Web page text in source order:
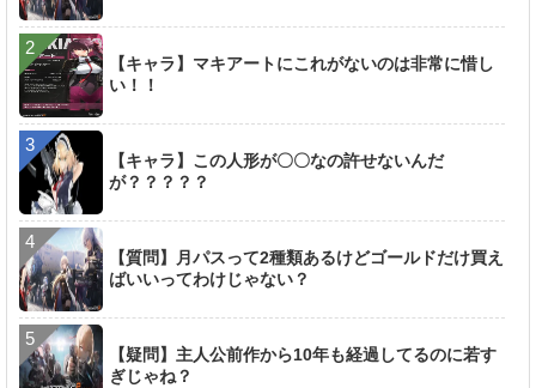
【キャラ】マキアートにこれがないのは非常に惜し
い！！
【キャラ】この人形が〇〇なの許せないんだ
が？？？？？
【質問】月パスって2種類あるけどゴールドだけ買え
ばいいってわけじゃない？
【疑問】主人公前作から10年も経過してるのに若す
ぎじゃね？